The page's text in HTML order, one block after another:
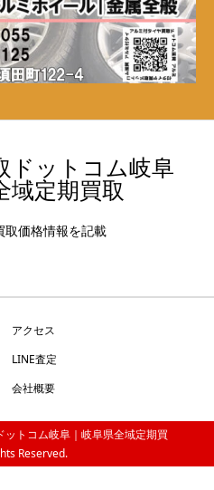
ドットコム岐阜
域定期買取
取価格情報を記載
アクセス
LINE査定
会社概要
トコム岐阜｜岐阜県全域定期買
Reserved.